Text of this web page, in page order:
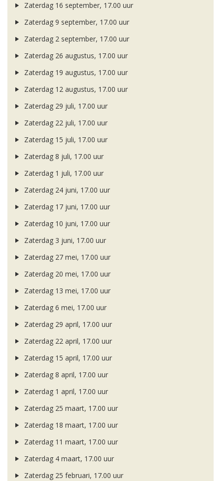
Zaterdag 16 september, 17.00 uur
Zaterdag 9 september, 17.00 uur
Zaterdag 2 september, 17.00 uur
Zaterdag 26 augustus, 17.00 uur
Zaterdag 19 augustus, 17.00 uur
Zaterdag 12 augustus, 17.00 uur
Zaterdag 29 juli, 17.00 uur
Zaterdag 22 juli, 17.00 uur
Zaterdag 15 juli, 17.00 uur
Zaterdag 8 juli, 17.00 uur
Zaterdag 1 juli, 17.00 uur
Zaterdag 24 juni, 17.00 uur
Zaterdag 17 juni, 17.00 uur
Zaterdag 10 juni, 17.00 uur
Zaterdag 3 juni, 17.00 uur
Zaterdag 27 mei, 17.00 uur
Zaterdag 20 mei, 17.00 uur
Zaterdag 13 mei, 17.00 uur
Zaterdag 6 mei, 17.00 uur
Zaterdag 29 april, 17.00 uur
Zaterdag 22 april, 17.00 uur
Zaterdag 15 april, 17.00 uur
Zaterdag 8 april, 17.00 uur
Zaterdag 1 april, 17.00 uur
Zaterdag 25 maart, 17.00 uur
Zaterdag 18 maart, 17.00 uur
Zaterdag 11 maart, 17.00 uur
Zaterdag 4 maart, 17.00 uur
Zaterdag 25 februari, 17.00 uur